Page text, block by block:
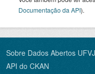
Documentação da API).
Sobre Dados Abertos
API do CKAN